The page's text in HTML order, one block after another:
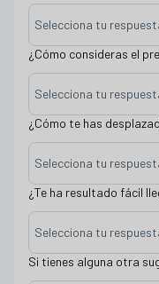
Selecciona tu
¿Cómo consideras el
Selecciona tu
¿Cómo te has
Selecciona tu
¿Te ha resultado fácil
Selecciona tu
Si tienes alguna otra